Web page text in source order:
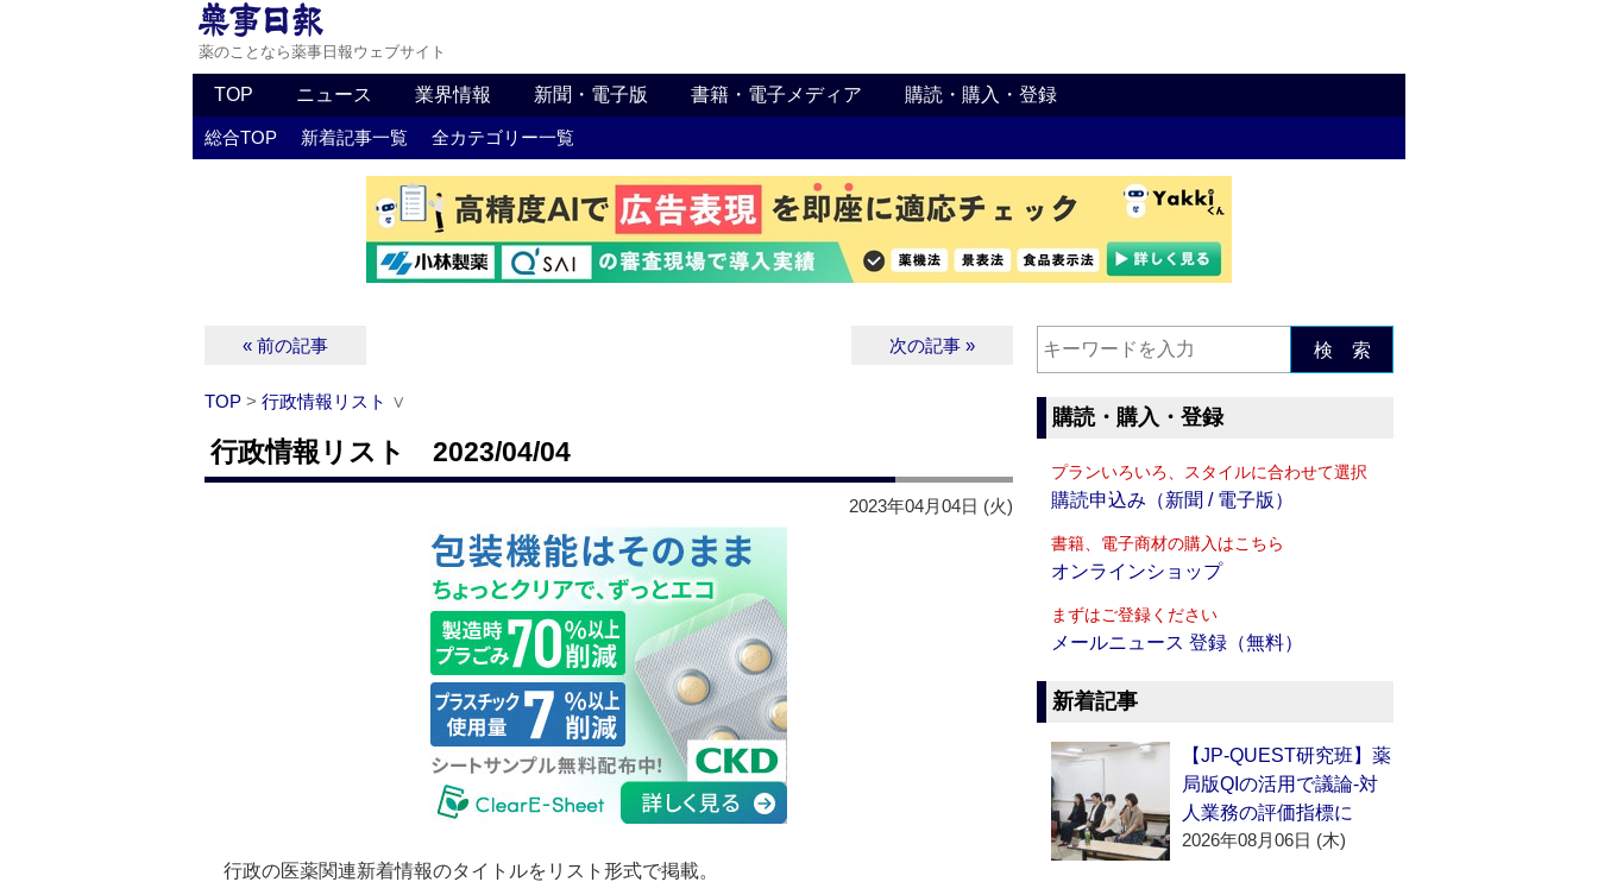
薬のことなら薬事日報ウェブサイト
TOP ニュース 業界情報 新聞・電子版 書籍・電子メディア 購読・購入・登録
総合TOP 新着記事一覧 全カテゴリー一覧
« 前の記事 次の記事 »
TOP > 行政情報リスト ∨
行政情報リスト 2023/04/04
2023年04月04日 (火)
行政の医薬関連新着情報のタイトルをリスト形式で掲載。
検 索
購読・購入・登録
プランいろいろ、スタイルに合わせて選択
購読申込み（新聞 / 電子版）
書籍、電子商材の購入はこちら
オンラインショップ
まずはご登録ください
メールニュース 登録（無料）
新着記事
【JP-QUEST研究班】薬
局版QIの活用で議論‐対
人業務の評価指標に
2026年08月06日 (木)